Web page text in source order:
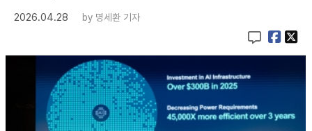
2026.04.28
by 명세환 기자